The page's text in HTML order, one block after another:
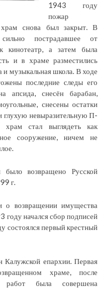
1943 году
пожар
снова был закрыт. В
пострадавшее от
кинотеатр, а затем была
и в храме разместились
и музыкальная школа. В ходе
последние следы его
апсида, снесён барабан,
снесены остатки
глухую невыразительную П-
стал выглядеть как
сооружение, ничем не
возвращено Русской
г.
о возвращении имущества
году начался сбор подписей
состоялся первый крестный
епархии. Первая
храме, после
работ была совершена